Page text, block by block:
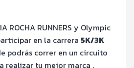
ROCHA RUNNERS y Olympic
en la carrera 5K/3K
podrás correr en un circuito
realizar tu mejor marca .